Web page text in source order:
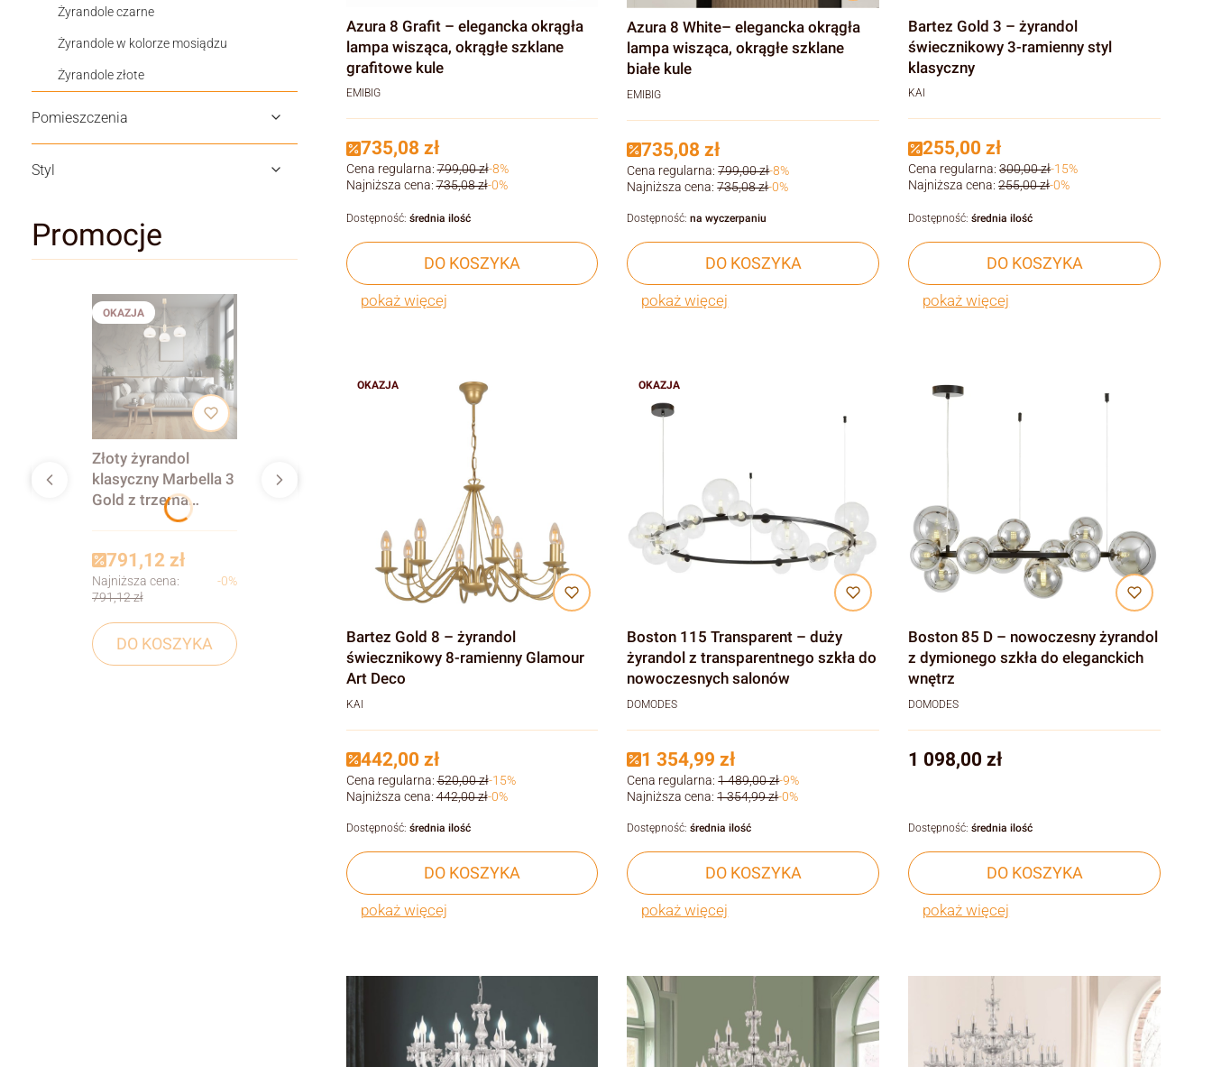
Żyrandole czarne
Żyrandole w kolorze mosiądzu
Żyrandole złote
Pomieszczenia
Styl
Promocje
OKAZJA
Złoty żyrandol
klasyczny Marbella 3
Gold z trzema
szklanymi kloszami
salonu, jadalni lub
kuchni w stylu
glamour, art deco i
shabby chic
791,12 zł
Najniższa cena:
791,12 zł
-0%
DO KOSZYKA
Azura 8 Grafit – elegancka okrągła
lampa wisząca, okrągłe szklane
grafitowe kule
EMIBIG
735,08 zł
Cena regularna: 799,00 zł-8%
Najniższa cena: 735,08 zł-0%
DO KOSZYKA
Dostępność: średnia ilość
pokaż więcej
Azura 8 White– elegancka okrągła
lampa wisząca, okrągłe szklane
białe kule
EMIBIG
735,08 zł
Cena regularna: 799,00 zł-8%
Najniższa cena: 735,08 zł-0%
DO KOSZYKA
Dostępność:na wyczerpaniu
pokaż więcej
Bartez Gold 3 – żyrandol
świecznikowy 3-ramienny styl
klasyczny
KAI
255,00 zł
Cena regularna: 300,00 zł-15%
Najniższa cena: 255,00 zł-0%
DO KOSZYKA
Dostępność:średnia ilość
pokaż więcej
OKAZJA
Bartez Gold 8 – żyrandol
świecznikowy 8-ramienny Glamour
Art Deco
KAI
442,00 zł
Cena regularna: 520,00 zł-15%
Najniższa cena: 442,00 zł-0%
DO KOSZYKA
Dostępność: średnia ilość
pokaż więcej
OKAZJA
Boston 115 Transparent – duży
żyrandol z transparentnego szkła do
nowoczesnych salonów
DOMODES
1 354,99 zł
Cena regularna: 1 489,00 zł-9%
Najniższa cena: 1 354,99 zł-0%
DO KOSZYKA
Dostępność:średnia ilość
pokaż więcej
Boston 85 D – nowoczesny żyrandol
z dymionego szkła do eleganckich
wnętrz
DOMODES
Cena
1 098,00 zł
DO KOSZYKA
Dostępność:średnia ilość
pokaż więcej